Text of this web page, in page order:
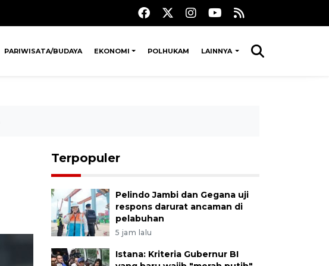
PARIWISATA/BUDAYA EKONOMI POLHUKAM LAINNYA
Terpopuler
Pelindo Jambi dan Gegana uji
respons darurat ancaman di
pelabuhan
5 jam lalu
Istana: Kriteria Gubernur BI